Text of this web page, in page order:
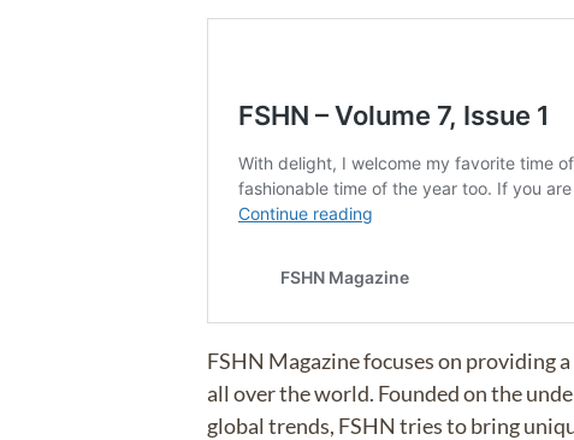
FSHN Magazine focuses on providing
all over the world. Founded on the
global trends, FSHN tries to bring